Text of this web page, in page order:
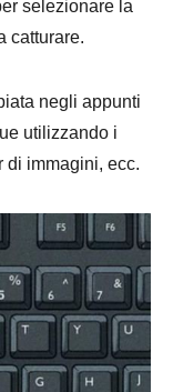
selezionare la
catturare.
negli appunti
utilizzando i
di immagini, ecc.